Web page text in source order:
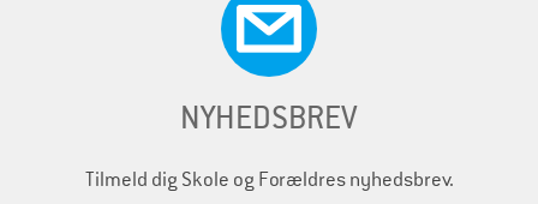
NYHEDSBREV
Tilmeld dig Skole og Forældres nyhedsbrev.